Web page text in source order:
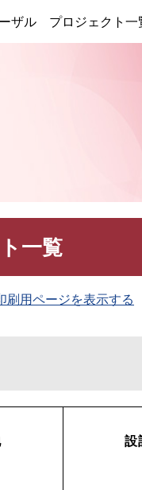
ザル プロジェクト一
一覧
刷用ページを表示する
設